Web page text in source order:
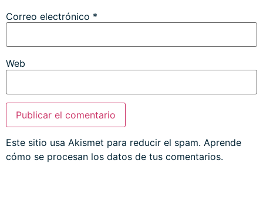
Correo electrónico *
Web
Este sitio usa Akismet para reducir el spam. Aprende
cómo se procesan los datos de tus comentarios.